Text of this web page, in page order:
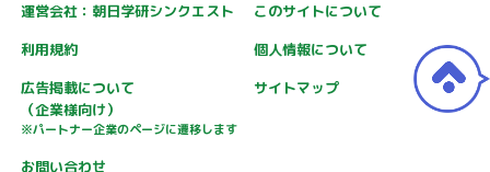
運営会社：朝日学研シンクエスト
このサイトについて
利用規約
個人情報について
広告掲載について
（企業様向け）
※パートナー企業のページに遷移します
サイトマップ
お問い合わせ